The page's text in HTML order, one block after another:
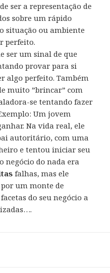
ser a representação de
sobre um rápido
situação ou ambiente
perfeito.
ser um sinal de que
provar para si
algo perfeito. Também
muito ”brincar” com
se tentando fazer
Um jovem
Na vida real, ele
autoritário, com uma
e tentou iniciar seu
negócio do nada era
falhas, mas ele
um monte de
facetas do seu negócio a